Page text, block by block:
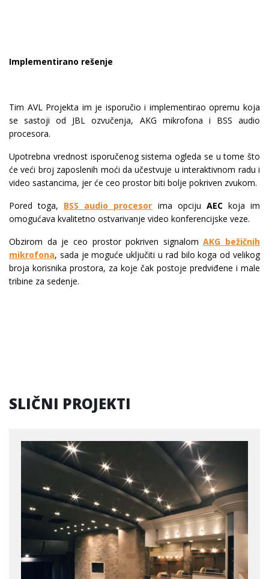
Implementirano rešenje
Tim AVL Projekta im je isporučio i implementirao opremu koja
se sastoji od JBL ozvučenja, AKG mikrofona i BSS audio
procesora.
Upotrebna vrednost isporučenog sistema ogleda se u tome što
će veći broj zaposlenih moći da učestvuje u interaktivnom radu i
video sastancima, jer će ceo prostor biti bolje pokriven zvukom.
Pored toga, BSS audio procesor ima opciju AECkoja im
omogućava kvalitetno ostvarivanje video konferencijske veze.
Obzirom da je ceo prostor pokriven signalomAKG bežičnih
mikrofona, sada je moguće uključiti u rad bilo koga od velikog
broja korisnika prostora, za koje čak postoje predviđene i male
tribine za sedenje.
SLIČNI PROJEKTI